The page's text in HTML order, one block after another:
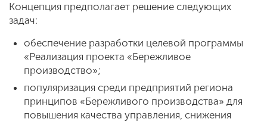
Концепция предполагает решение следующих
задач:
обеспечение разработки целевой программы
«Реализация проекта «Бережливое
производство»;
популяризация среди предприятий региона
принципов «Бережливого производства» для
повышения качества управления, снижения